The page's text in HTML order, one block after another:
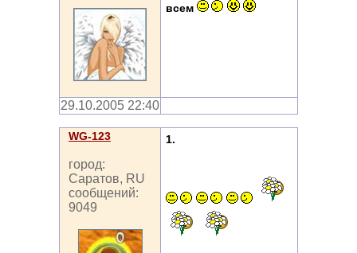
всем
29.10.2005 22:40
WG-123
город:
Саратов, RU
сообщений:
9049
1.